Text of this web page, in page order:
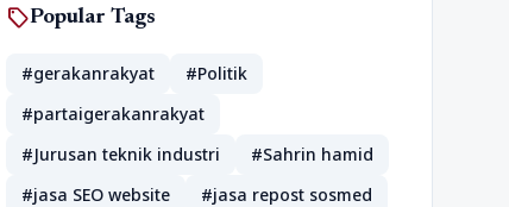
sellPopular Tags
#gerakanrakyat
#Politik
#partaigerakanrakyat
#Jurusan teknik industri
#Sahrin hamid
#jasa SEO website
#jasa repost sosmed